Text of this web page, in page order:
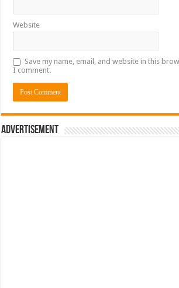
Website
Save my name, email, and website in this
I comment.
Advertisement